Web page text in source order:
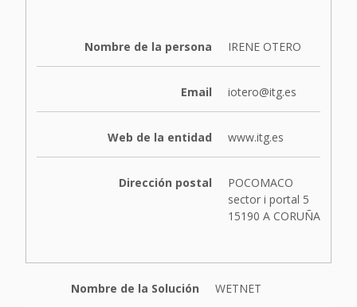
Nombre de la persona IRENE OTERO
Email iotero@itg.es
Web de la entidad www.itg.es
Dirección postal
POCOMACO
sector i portal 5
15190 A CORUÑA
Nombre de la Solución WETNET